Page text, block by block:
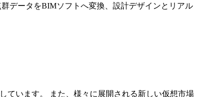
データをBIMソフトへ変換、設計デザインとリアル
ています。 また、様々に展開される新しい仮想市場